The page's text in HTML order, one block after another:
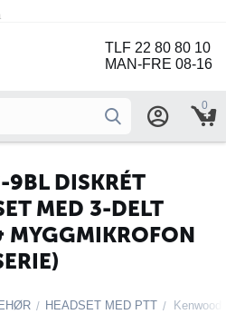
TLF 22 80 80 10
MAN-FRE 08-16
0
DISKRÉT
MED 3-DELT
MYGGMIKROFON
/ HEADSET MED PTT /